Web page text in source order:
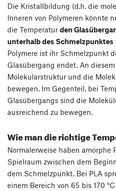
Die Kristallbildung (d.h. die
Inneren von Polymeren könnte
die Temperatur den
unterhalb des Schmelzpunktes
Polymere ist ihr Schmelzpunkt
Glasübergang endet. An
Molekularstruktur und die
bewegen. Im Gegenteil, bei
Glasübergangs sind die
ausreichend zu bewegen.
Wie man die richtige
Normalerweise haben amorphe
Spielraum zwischen dem
dem Schmelzpunkt. Bei PLA
einem Bereich von 65 bis 170